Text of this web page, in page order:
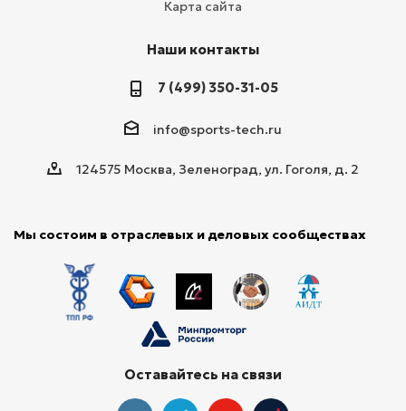
Карта сайта
Наши контакты
7 (499) 350-31-05
info@sports-tech.ru
124575 Москва, Зеленоград, ул. Гоголя, д. 2
Мы состоим в отраслевых и деловых сообществах
Оставайтесь на связи